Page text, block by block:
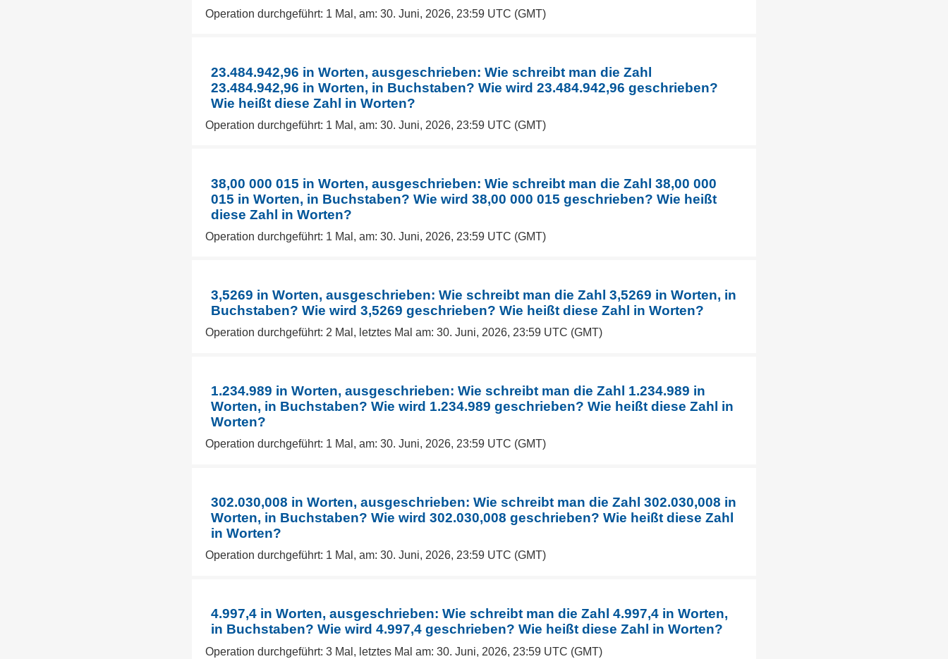
Operation durchgeführt: 1 Mal, am: 30. Juni, 2026, 23:59 UTC (GMT)
23.484.942,96 in Worten, ausgeschrieben: Wie schreibt man die Zahl
23.484.942,96 in Worten, in Buchstaben? Wie wird 23.484.942,96 geschrieben?
Wie heißt diese Zahl in Worten?
Operation durchgeführt: 1 Mal, am: 30. Juni, 2026, 23:59 UTC (GMT)
38,00 000 015 in Worten, ausgeschrieben: Wie schreibt man die Zahl 38,00 000
015 in Worten, in Buchstaben? Wie wird 38,00 000 015 geschrieben? Wie heißt
diese Zahl in Worten?
Operation durchgeführt: 1 Mal, am: 30. Juni, 2026, 23:59 UTC (GMT)
3,5269 in Worten, ausgeschrieben: Wie schreibt man die Zahl 3,5269 in Worten, in
Buchstaben? Wie wird 3,5269 geschrieben? Wie heißt diese Zahl in Worten?
Operation durchgeführt: 2 Mal, letztes Mal am: 30. Juni, 2026, 23:59 UTC (GMT)
1.234.989 in Worten, ausgeschrieben: Wie schreibt man die Zahl 1.234.989 in
Worten, in Buchstaben? Wie wird 1.234.989 geschrieben? Wie heißt diese Zahl in
Worten?
Operation durchgeführt: 1 Mal, am: 30. Juni, 2026, 23:59 UTC (GMT)
302.030,008 in Worten, ausgeschrieben: Wie schreibt man die Zahl 302.030,008 in
Worten, in Buchstaben? Wie wird 302.030,008 geschrieben? Wie heißt diese Zahl
in Worten?
Operation durchgeführt: 1 Mal, am: 30. Juni, 2026, 23:59 UTC (GMT)
4.997,4 in Worten, ausgeschrieben: Wie schreibt man die Zahl 4.997,4 in Worten,
in Buchstaben? Wie wird 4.997,4 geschrieben? Wie heißt diese Zahl in Worten?
Operation durchgeführt: 3 Mal, letztes Mal am: 30. Juni, 2026, 23:59 UTC (GMT)